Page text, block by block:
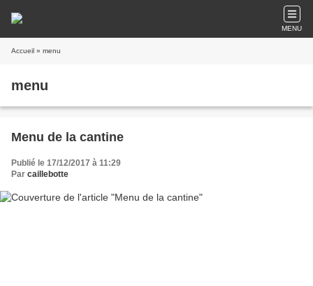
MENU
Accueil » menu
menu
Menu de la cantine
Publié le 17/12/2017 à 11:29
Par caillebotte